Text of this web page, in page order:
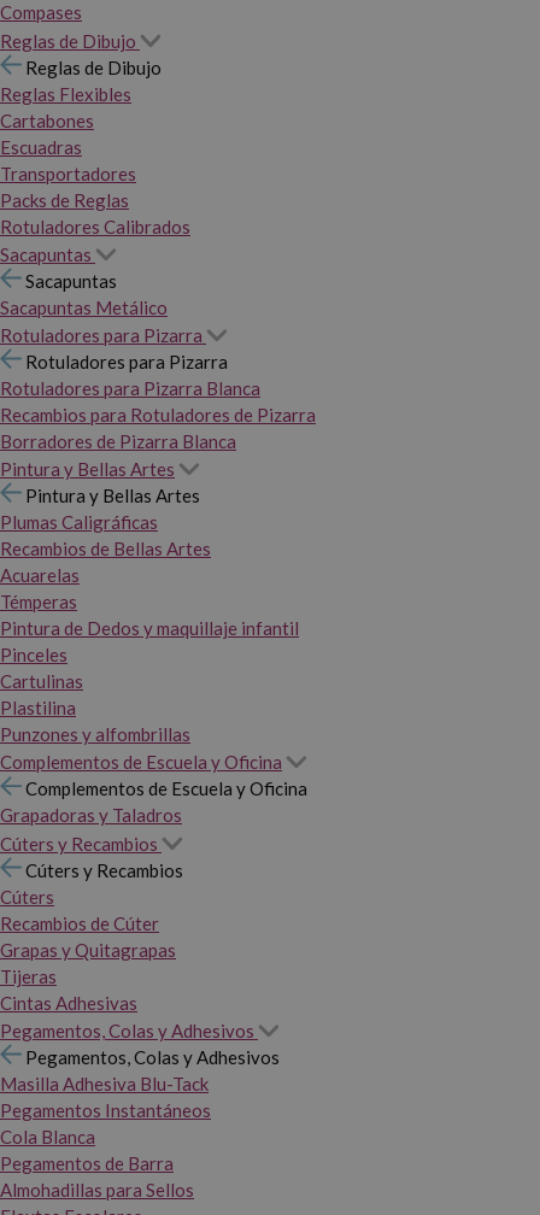
Compases
Reglas de Dibujo
Reglas de Dibujo
Reglas Flexibles
Cartabones
Escuadras
Transportadores
Packs de Reglas
Rotuladores Calibrados
Sacapuntas
Sacapuntas
Sacapuntas Metálico
Rotuladores para Pizarra
Rotuladores para Pizarra
Rotuladores para Pizarra Blanca
Recambios para Rotuladores de Pizarra
Borradores de Pizarra Blanca
Pintura y Bellas Artes
Pintura y Bellas Artes
Plumas Caligráficas
Recambios de Bellas Artes
Acuarelas
Témperas
Pintura de Dedos y maquillaje infantil
Pinceles
Cartulinas
Plastilina
Punzones y alfombrillas
Complementos de Escuela y Oficina
Complementos de Escuela y Oficina
Grapadoras y Taladros
Cúters y Recambios
Cúters y Recambios
Cúters
Recambios de Cúter
Grapas y Quitagrapas
Tijeras
Cintas Adhesivas
Pegamentos, Colas y Adhesivos
Pegamentos, Colas y Adhesivos
Masilla Adhesiva Blu-Tack
Pegamentos Instantáneos
Cola Blanca
Pegamentos de Barra
Almohadillas para Sellos